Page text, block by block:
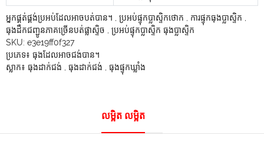
អ្នកផ្គត់ផ្គង់ប្រអប់ដែលអាចបត់បាន។ ប្រអប់ផ្ទុកប្លាស្ទិកថោក ការផ្ទុកធុងប្លាស្ទិក
ធុងដឹកជញ្ជូនភាគច្រើនបត់ផ្លាស្ទិច
ប្រអប់ផ្ទុកប្លាស្ទិក ធុងប្លាស្ទិក
SKU: e3e19ff0f327
ប្រភេទ៖ ធុងដែលអាចជង់បាន។
ស្លាក៖ ធុងដាក់ជង់ ធុងដាក់ជង់ ធុងផ្ទុកឃ្លាំង
លម្អិត លម្អិត